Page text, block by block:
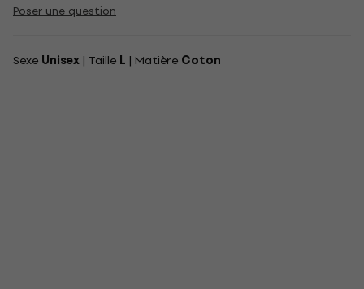
Poser une question
Sexe Unisex | Taille L | Matière Coton